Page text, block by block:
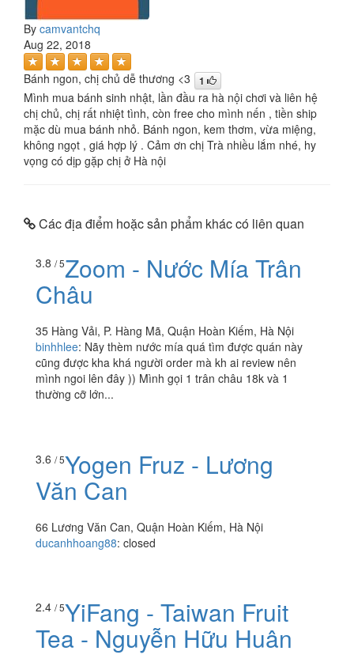
By camvantchq
Aug 22, 2018
Bánh ngon, chị chủ dễ thương <3 1
Mình mua bánh sinh nhật, lần đầu ra hà nội chơi và liên hệ
chị chủ, chị rất nhiệt tình, còn free cho mình nến , tiền ship
mặc dù mua bánh nhỏ. Bánh ngon, kem thơm, vừa miệng,
không ngọt , giá hợp lý . Cảm ơn chị Trà nhiều lắm nhé, hy
vọng có dịp gặp chị ở Hà nội
Các địa điểm hoặc sản phẩm khác có liên quan
3.8 / 5Zoom - Nước Mía Trân
Châu
35 Hàng Vải, P. Hàng Mã, Quận Hoàn Kiếm, Hà Nội
binhhlee: Nãy thèm nước mía quá tìm được quán này
cũng được kha khá người order mà kh ai review nên
mình ngoi lên đây )) Mình gọi 1 trân châu 18k và 1
thường cỡ lớn...
3.6 / 5Yogen Fruz - Lương
Văn Can
66 Lương Văn Can, Quận Hoàn Kiếm, Hà Nội
ducanhhoang88: closed
2.4 / 5YiFang - Taiwan Fruit
Tea - Nguyễn Hữu Huân